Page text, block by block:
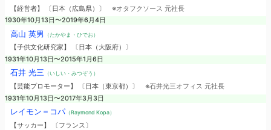
【経営者】 〔日本（広島県）〕 ※オタフクソース 元社長
1930年10月13日〜2019年6月4日
高山 英男 （たかやま・ひでお）
【子供文化研究家】 〔日本（大阪府）〕
1931年10月13日〜2015年1月6日
石井 光三 （いしい・みつぞう）
【芸能プロモーター】 〔日本（東京都）〕 ※石井光三オフィス 元社長
1931年10月13日〜2017年3月3日
レイモン＝コパ（Raymond Kopa）
【サッカー】 〔フランス〕